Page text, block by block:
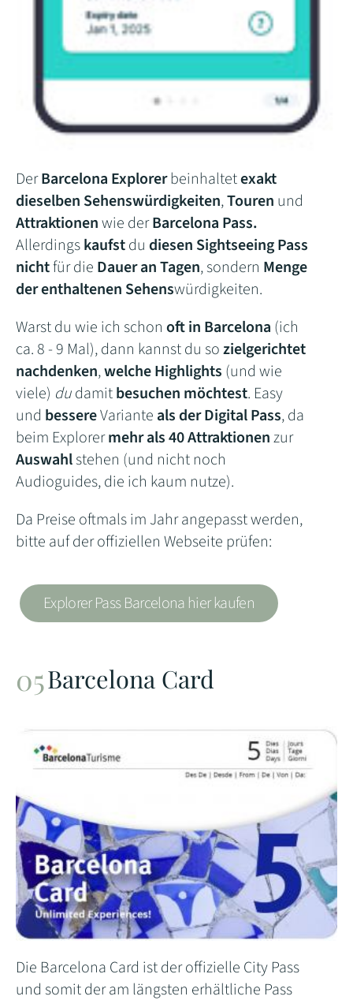
DerBarcelona Explorerbeinhaltetexakt
dieselben Sehenswürdigkeiten,Touren und
Attraktionenwie derBarcelona Pass.
Allerdingskaufstdu diesen Sightseeing Pass
nichtfür die Dauer an Tagen, sondern Menge
der enthaltenen Sehenswürdigkeiten.
Warst du wie ich schon oft in Barcelona (ich
ca. 8 - 9 Mal), dann kannst du sozielgerichtet
nachdenken,welche Highlights (und wie
viele) dudamitbesuchen möchtest. Easy
und bessereVariante als der Digital Pass, da
beim Explorermehr als 40 Attraktionenzur
Auswahlstehen (und nicht noch
Audioguides, die ich kaum nutze).
Da Preise oftmals im Jahr angepasst werden,
bitte auf der offiziellen Webseite prüfen:
Explorer Pass Barcelona hier kaufen
Barcelona Card
Die Barcelona Card ist der offizielle City Pass
und somit der am längsten erhältliche Pass